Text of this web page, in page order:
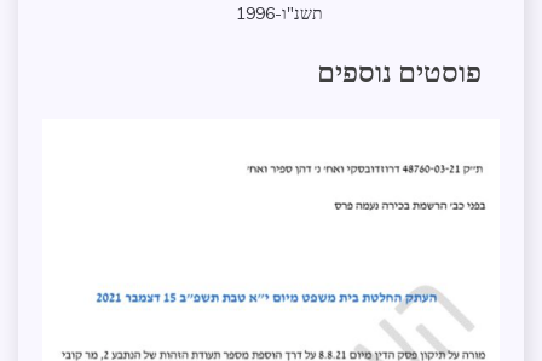
תשנ"ו-1996
פוסטים נוספים